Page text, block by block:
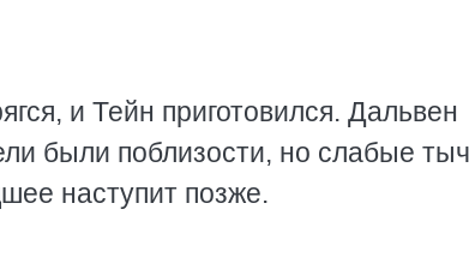
и Тейн приготовился. Дальвен
были поблизости, но слабые
наступит позже.